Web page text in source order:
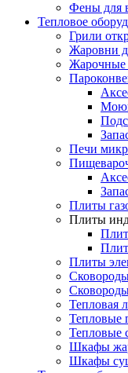
Фены для
Тепловое
Грили
Жаровни
Печи
Плиты
Плиты
Плиты
Тепловая
Тепловые
Тепловые
Шкафы
Шкафы